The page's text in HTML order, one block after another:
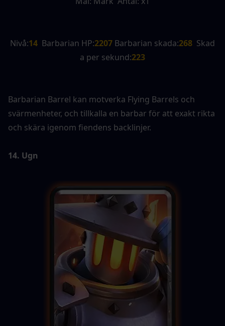
Nivå:14 Barbarian HP:2207 Barbarian skada:268 Skad
a per sekund:223
Barbarian Barrel kan motverka Flying Barrels och
svärmenheter, och tillkalla en barbar för att exakt rikta
och skära igenom fiendens backlinjer.
14. Ugn